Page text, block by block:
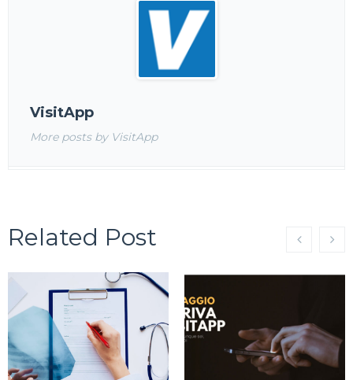
VisitApp
More posts by VisitApp
Related Post